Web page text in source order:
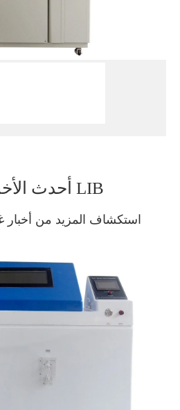
أحدث الأخبار حول LIB
استكشاف المزيد من أخبار